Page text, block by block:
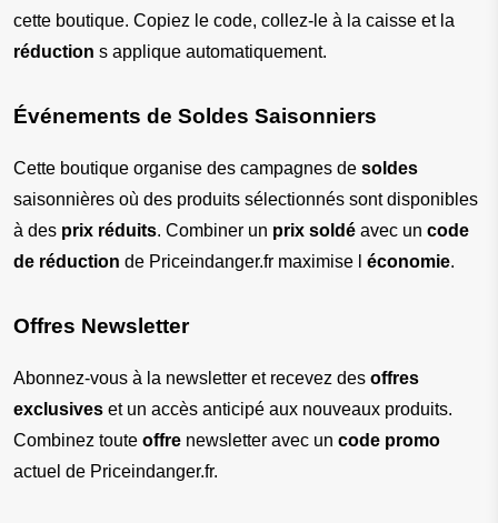
réduction s applique automatiquement.
Événements de Soldes Saisonniers
Cette boutique organise des campagnes de soldes
saisonnières où des produits sélectionnés sont disponibles
à des prix réduits. Combiner un prix soldé avec un code
de réduction de Priceindanger.fr maximise l économie.
Offres Newsletter
Abonnez-vous à la newsletter et recevez des offres
exclusives et un accès anticipé aux nouveaux produits.
Combinez toute offre newsletter avec un code promo
actuel de Priceindanger.fr.